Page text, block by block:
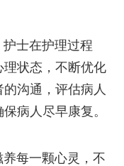
士在护理过程
状态，不断优化
沟通，评估病人
病人尽早康复。
每一颗心灵，不